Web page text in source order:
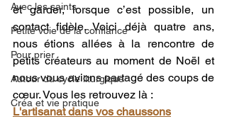
Avec les saints
Petite voie de la confiance
Pour prier
Autour du cycle liturgique
Créa et vie pratique
et garder, lorsque c’est possible, un
contact fidèle. Voici déjà quatre ans,
nous étions allées à la rencontre de
petits créateurs au moment de Noël et
nous vous avions partagé des coups de
cœur. Vous les retrouvez là :
L'artisanat dans vos chaussons